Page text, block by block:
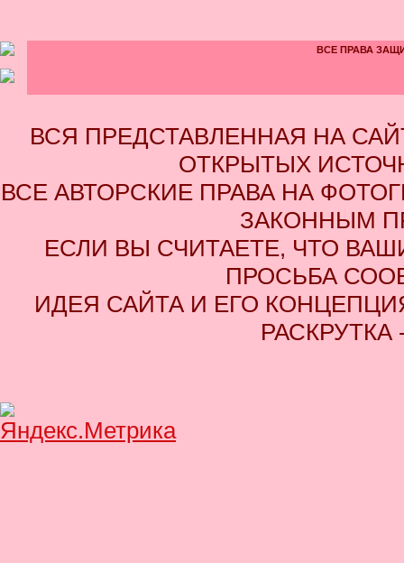
ВСЕ ПРАВА
ВСЯ ПРЕДСТАВЛЕННАЯ НА
ОТКРЫТЫХ
ВСЕ АВТОРСКИЕ ПРАВА НА
ЗАКОННЫМ
ЕСЛИ ВЫ СЧИТАЕТЕ, ЧТО
ПРОСЬБА
ИДЕЯ САЙТА И ЕГО
РАСКРУТКА